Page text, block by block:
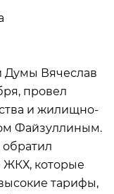
Думы Вячеслав
провел
и жилищно-
Файзуллиным.
обратил
которые
тарифы,